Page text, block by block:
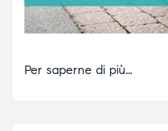
Per saperne di più…